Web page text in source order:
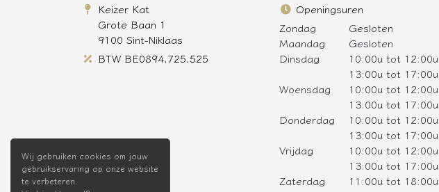
Keizer Kat
Grote Baan 1
9100 Sint-Niklaas
BTW BE0894.725.525
Openingsuren
Zondag
Gesloten
Maandag
Gesloten
Dinsdag
10:00u tot 12:00u
13:00u tot 17:00u
Woensdag
10:00u tot 12:00u
13:00u tot 17:00u
Donderdag
10:00u tot 12:00u
13:00u tot 17:00u
Vrijdag
10:00u tot 12:00u
13:00u tot 17:00u
Zaterdag
11:00u tot 18:00u
Wij gebruiken cookies om jouw
gebruikservaring op onze website
te verbeteren.